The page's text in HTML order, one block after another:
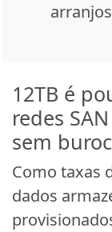
12TB é
redes
sem
Como taxas
dados